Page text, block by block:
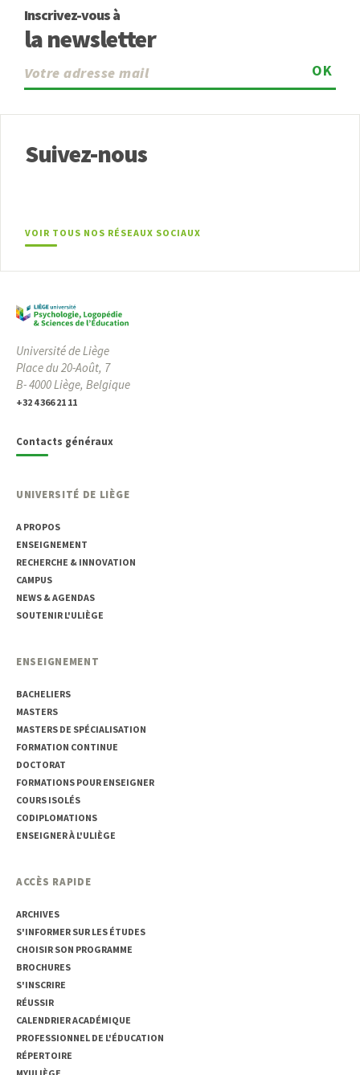
Inscrivez-vous à
la newsletter
OK
Suivez-nous
VOIR TOUS NOS RÉSEAUX SOCIAUX
Université de Liège
Place du 20-Août, 7
B- 4000 Liège, Belgique
+32 4 366 21 11
Contacts généraux
UNIVERSITÉ DE LIÈGE
A PROPOS
ENSEIGNEMENT
RECHERCHE & INNOVATION
CAMPUS
NEWS & AGENDAS
SOUTENIR L'ULIÈGE
ENSEIGNEMENT
BACHELIERS
MASTERS
MASTERS DE SPÉCIALISATION
FORMATION CONTINUE
DOCTORAT
FORMATIONS POUR ENSEIGNER
COURS ISOLÉS
CODIPLOMATIONS
ENSEIGNER À L'ULIÈGE
ACCÈS RAPIDE
ARCHIVES
S'INFORMER SUR LES ÉTUDES
CHOISIR SON PROGRAMME
BROCHURES
S'INSCRIRE
RÉUSSIR
CALENDRIER ACADÉMIQUE
PROFESSIONNEL DE L'ÉDUCATION
RÉPERTOIRE